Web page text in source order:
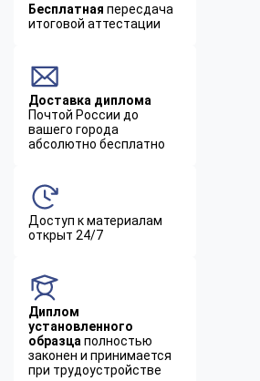
Бесплатная пересдача
итоговой аттестации
Доставка диплома
Почтой России до
вашего города
абсолютно бесплатно
Доступ к материалам
открыт 24/7
Диплом
установленного
образца полностью
законен и принимается
при трудоустройстве